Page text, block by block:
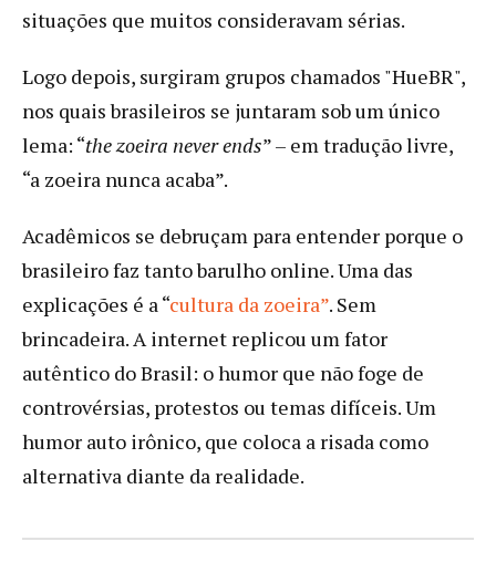
situações que muitos consideravam sérias.
Logo depois, surgiram grupos chamados "HueBR",
nos quais brasileiros se juntaram sob um único
lema: “the zoeira never ends” – em tradução livre,
“a zoeira nunca acaba”.
Acadêmicos se debruçam para entender porque o
brasileiro faz tanto barulho online. Uma das
explicações é a “cultura da zoeira”. Sem
brincadeira. A internet replicou um fator
autêntico do Brasil: o humor que não foge de
controvérsias, protestos ou temas difíceis. Um
humor auto irônico, que coloca a risada como
alternativa diante da realidade.